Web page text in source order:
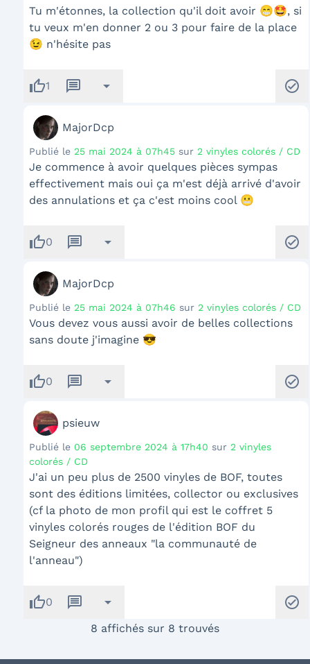
Tu m'étonnes, la collection qu'il doit avoir 😁🤩, si
tu veux m'en donner 2 ou 3 pour faire de la place
😉 n'hésite pas
thumb_up1 message arrow_drop_down check_circle
MajorDcp
Publié le 25 mai 2024 à 07h45 sur 2 vinyles colorés / CD
Je commence à avoir quelques pièces sympas
effectivement mais oui ça m'est déjà arrivé d'avoir
des annulations et ça c'est moins cool 😬
thumb_up0 message arrow_drop_down check_circle
MajorDcp
Publié le 25 mai 2024 à 07h46 sur 2 vinyles colorés / CD
Vous devez vous aussi avoir de belles collections
sans doute j'imagine 😎
thumb_up0 message arrow_drop_down check_circle
psieuw
Publié le 06 septembre 2024 à 17h40 sur 2 vinyles
colorés / CD
J'ai un peu plus de 2500 vinyles de BOF, toutes
sont des éditions limitées, collector ou exclusives
(cf la photo de mon profil qui est le coffret 5
vinyles colorés rouges de l'édition BOF du
Seigneur des anneaux "la communauté de
l'anneau")
thumb_up0 message arrow_drop_down check_circle
8 affichés sur 8 trouvés